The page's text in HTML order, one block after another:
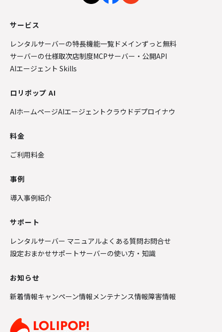
サービス
レンタルサーバーの特長機能一覧 ドメインずっと無料
サーバーの仕様取次店制度MCPサーバー・公開API
AIエージェント Skills
ロリポップ AI
AIホームページAIエージェントクラウドデプロイナウ
料金
ご利用料金
事例
導入事例紹介
サポート
レンタルサーバー マニュアルよくある質問お問合せ
設定おまかせサポートサーバーの使い方・知識
お知らせ
新着情報キャンペーン情報メンテナンス情報障害情報